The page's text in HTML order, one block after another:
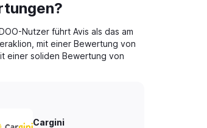
Nutzer führt Avis als das am
mit einer Bewertung von
einer soliden Bewertung von
Cargini